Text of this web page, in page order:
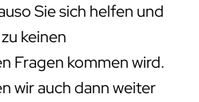
Sie sich helfen und
keinen
Fragen kommen wird.
wir auch dann weiter